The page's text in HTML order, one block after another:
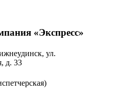
«Экспресс»
ул.
д. 33